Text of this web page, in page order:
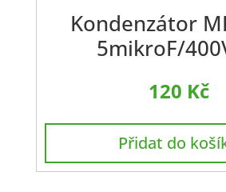
Kondenzátor
5mikroF/
120 Kč
Přidat do